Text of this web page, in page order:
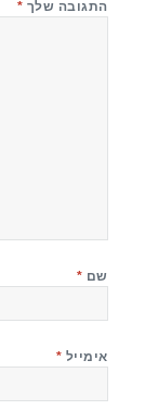
התגובה שלך *
שם *
אימייל *